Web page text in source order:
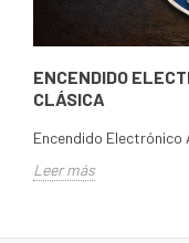
ENCENDIDO
CLÁSICA
Encendido Electrónico
Leer más